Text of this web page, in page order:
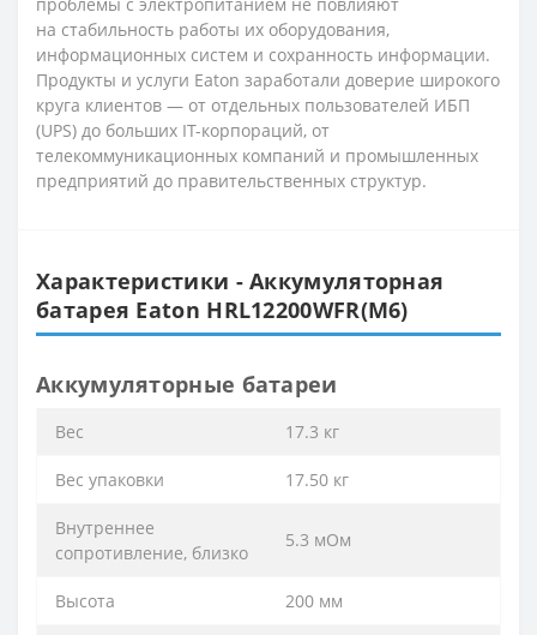
на стабильность работы их оборудования,
информационных систем и сохранность информации.
Продукты и услуги Eaton заработали доверие широкого
круга клиентов — от отдельных пользователей ИБП
(UPS) до больших IT-корпораций, от
телекоммуникационных компаний и промышленных
предприятий до правительственных структур.
Характеристики - Аккумуляторная
батарея Eaton HRL12200WFR(M6)
Аккумуляторные батареи
Вес 17.3 кг
Вес упаковки 17.50 кг
Внутреннее
сопротивление, близко
5.3 мОм
Высота 200 мм